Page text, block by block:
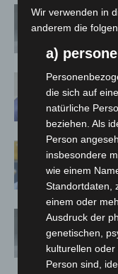
und
aus
Wir verwenden in
anderem die
a)
die sich auf
natürliche
beziehen. Als
Person
insbesondere
wie einem
Standortdaten,
einem oder
Ausdruck der
genetischen,
kulturellen
Person sind,